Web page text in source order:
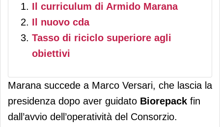
Il curriculum di Armido Marana
Il nuovo cda
Tasso di riciclo superiore agli
obiettivi
Marana succede a Marco Versari, che lascia la
presidenza dopo aver guidato Biorepack fin
dall’avvio dell’operatività del Consorzio.